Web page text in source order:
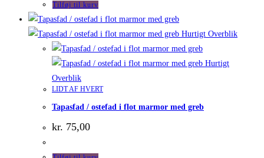
Tilføj til kurv
Hurtigt Overblik
Hurtigt
Overblik
LIDT AF HVERT
Tapasfad / ostefad i flot marmor med greb
kr. 75,00